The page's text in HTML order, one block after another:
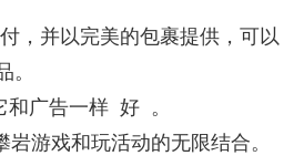
，并以完美的包裹提供，可以
。
和广告一样 好 。
岩游戏和玩活动的无限结合。